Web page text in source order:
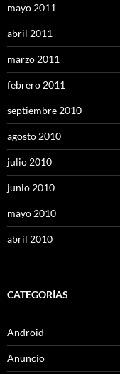
mayo 2011
abril 2011
marzo 2011
febrero 2011
septiembre 2010
agosto 2010
julio 2010
junio 2010
mayo 2010
abril 2010
CATEGORÍAS
Android
Anuncio